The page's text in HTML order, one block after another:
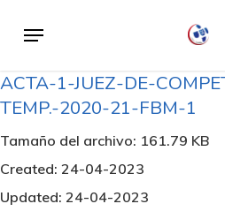
content
Menu
ACTA-1-JUEZ-DE-
TEMP.-2020-21-FBM-1
Tamaño del archivo: 161.79 KB
Created: 24-04-2023
Updated: 24-04-2023